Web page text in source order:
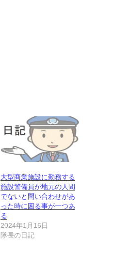
大型商業施設に勤務する
施設警備員が地元の人間
でないと問い合わせがあ
った時に困る事が一つあ
る
2024年1月16日
隊長の日記